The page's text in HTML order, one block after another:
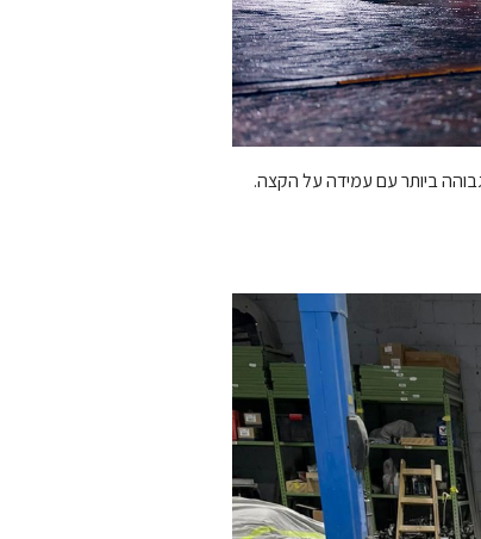
ביותר עם עמידה על הקצה.